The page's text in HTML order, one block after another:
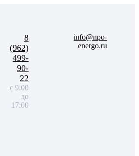
8
(962)
499-
90-
22
с 9:00
до
17:00
info@npo-
energo.ru